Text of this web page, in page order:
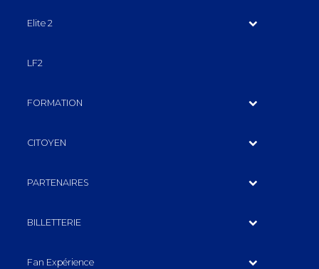
Elite 2
LF2
FORMATION
CITOYEN
PARTENAIRES
BILLETTERIE
Fan Expérience